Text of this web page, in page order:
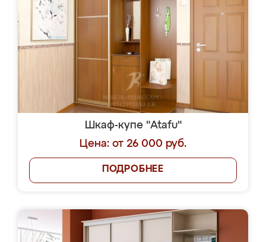
Шкаф-купе "Atafu"
Цена: от 26 000 руб.
ПОДРОБНЕЕ